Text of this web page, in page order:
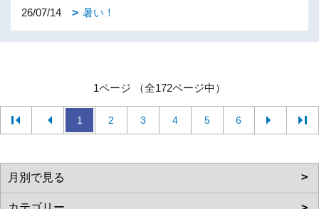
26/07/14 暑い！
1ページ （全172ページ中）
1 2 3 4 5 6